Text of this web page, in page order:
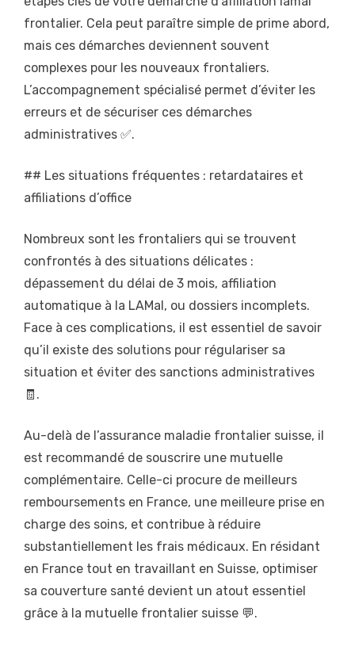
frontalier. Cela peut paraître simple de prime abord,
mais ces démarches deviennent souvent
complexes pour les nouveaux frontaliers.
L’accompagnement spécialisé permet d’éviter les
erreurs et de sécuriser ces démarches
administratives ✅.
## Les situations fréquentes : retardataires et
affiliations d’office
Nombreux sont les frontaliers qui se trouvent
confrontés à des situations délicates :
dépassement du délai de 3 mois, affiliation
automatique à la LAMal, ou dossiers incomplets.
Face à ces complications, il est essentiel de savoir
qu’il existe des solutions pour régulariser sa
situation et éviter des sanctions administratives
🧾.
Au-delà de l’assurance maladie frontalier suisse, il
est recommandé de souscrire une mutuelle
complémentaire. Celle-ci procure de meilleurs
remboursements en France, une meilleure prise en
charge des soins, et contribue à réduire
substantiellement les frais médicaux. En résidant
en France tout en travaillant en Suisse, optimiser
sa couverture santé devient un atout essentiel
grâce à la mutuelle frontalier suisse 💬.